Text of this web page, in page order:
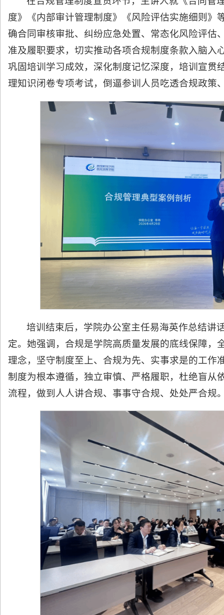
度》《内部审计管理制度》《风险评估实施细则》
确合同审核审批、纠纷应急处置、常态化风险评估
准及履职要求，切实推动各项合规制度条款入脑入
巩固培训学习成效，深化制度记忆深度，培训宣贯
理知识闭卷专项考试，倒逼参训人员吃透合规政策
培训结束后，学院办公室主任易海英作总结讲
定。她强调，合规是学院高质量发展的底线保障，
理念，坚守制度至上、合规为先、实事求是的工作
制度为根本遵循，独立审慎、严格履职，杜绝盲从
流程，做到人人讲合规、事事守合规、处处严合规